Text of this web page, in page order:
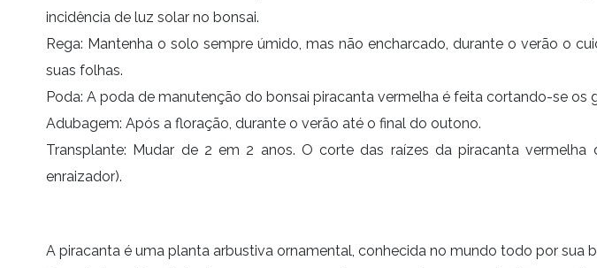
incidência de luz solar no bonsai.
Rega: Mantenha o solo sempre úmido, mas não encharcado, durante o verão o
suas folhas.
Poda: A poda de manutenção do bonsai piracanta vermelha é feita cortando-se os
Adubagem: Após a floração, durante o verão até o final do outono.
Transplante: Mudar de 2 em 2 anos. O corte das raízes da piracanta
enraizador).
A piracanta é uma planta arbustiva ornamental, conhecida no mundo todo por sua